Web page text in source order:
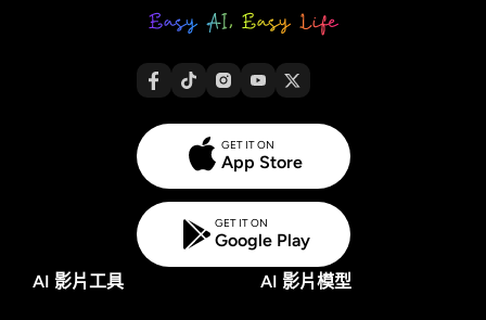
GET IT ON
App Store
GET IT ON
Google Play
AI 影片工具
AI 影片模型